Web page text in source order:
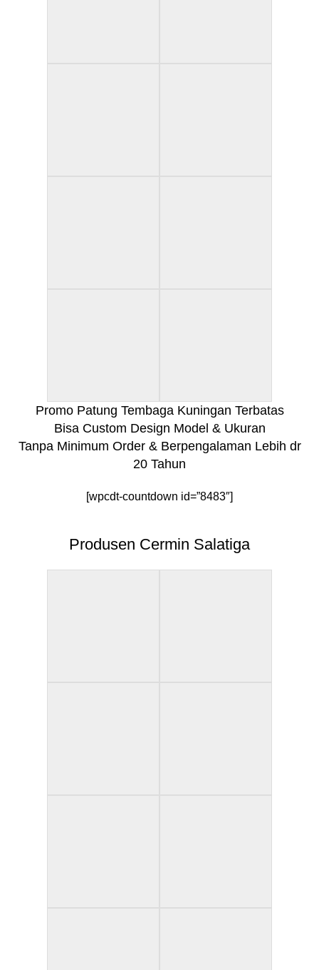
Promo Patung Tembaga Kuningan Terbatas
Bisa Custom Design Model & Ukuran
Tanpa Minimum Order & Berpengalaman Lebih dr
20 Tahun
[wpcdt-countdown id=”8483″]
Produsen Cermin Salatiga